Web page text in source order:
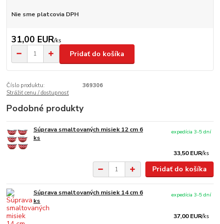
Nie sme platcovia DPH
31,00 EUR/ks
Pridať do košíka
Číslo produktu:
369306
Strážiť cenu / dostupnosť
Podobné produkty
Súprava smaltovaných misiek 12 cm 6
ks
33,50 EUR/ks
expedícia 3-5 dní
Pridať do košíka
Súprava smaltovaných misiek 14 cm 6
ks
37,00 EUR/ks
expedícia 3-5 dní